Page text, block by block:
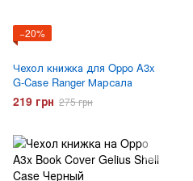
−20%
Чехол книжка для Oppo A3x
G-Case Ranger Марсала
219 грн 275 грн